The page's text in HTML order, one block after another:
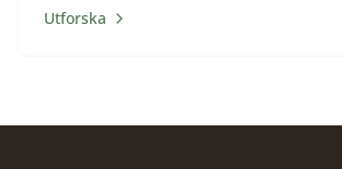
Utforska